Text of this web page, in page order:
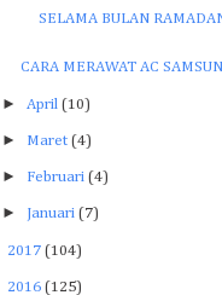
SELAMA BULAN
CARA MERAWAT AC
► April (10)
► Maret (4)
► Februari (4)
► Januari (7)
2017 (104)
2016 (125)